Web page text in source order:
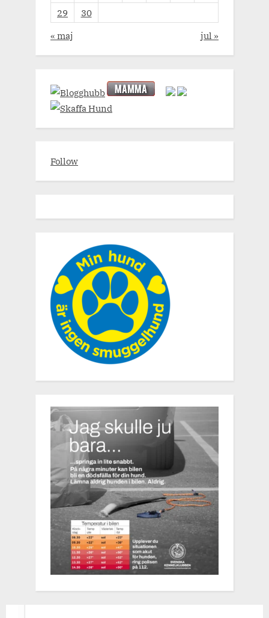
29
30
« maj
jul »
Follow